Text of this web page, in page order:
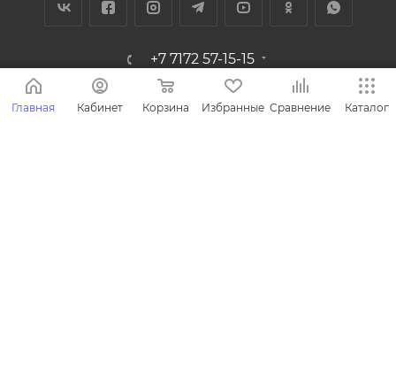
+7 7172 57-15-15
microinvest@brost.kz
Главная Кабинет Корзина Избранные Сравнение Каталог